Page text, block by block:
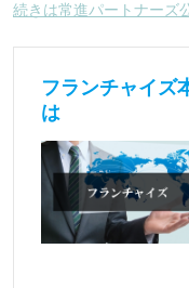
続きは常進パートナーズ